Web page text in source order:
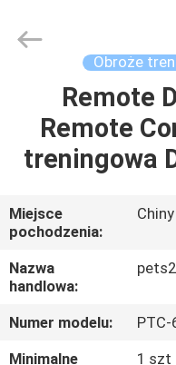
PRODUKTY
O
NAS
WYCIECZKA
PO
Trading
Co.Ltd.
Obroże
Remote
Remote
treningowa
Miejsce
pochodzenia:
Chiny
Nazwa
handlowa:
Numer modelu:
PTC-
Minimalne
1 szt